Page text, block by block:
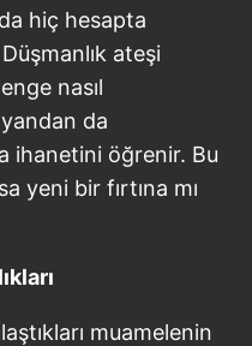
hiç hesapta
ateşi
nasıl
da
ihanetini öğrenir. Bu
yeni bir fırtına mı
muamelenin